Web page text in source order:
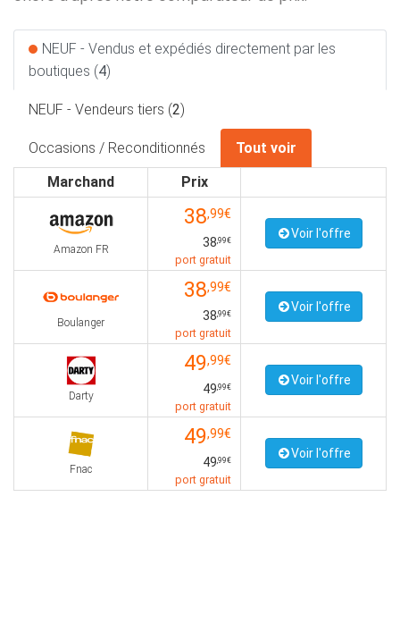
NEUF - Vendus et expédiés directement par les
boutiques (4)
NEUF - Vendeurs tiers (2)
Occasions / Reconditionnés
Tout voir
Marchand
Prix
Amazon FR
38,99€
38,99€
port gratuit
Voir l'offre
Boulanger
38,99€
38,99€
port gratuit
Voir l'offre
Darty
49,99€
49,99€
port gratuit
Voir l'offre
Fnac
49,99€
49,99€
port gratuit
Voir l'offre